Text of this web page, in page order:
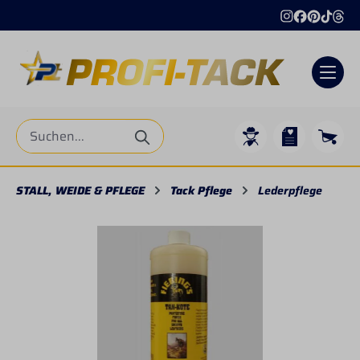
STALL, WEIDE & PFLEGE Tack Pflege Lederpflege